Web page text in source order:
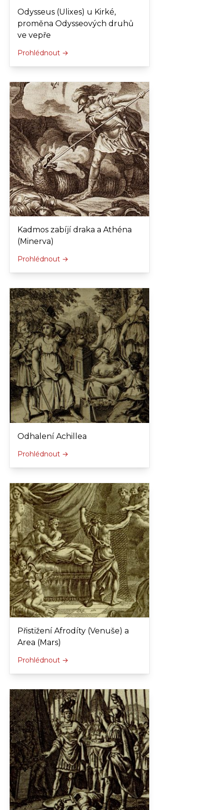
Odysseus (Ulixes) u Kirké,
proměna Odysseových druhů
ve vepře
Prohlédnout →
Kadmos zabíjí draka a Athéna
(Minerva)
Prohlédnout →
Odhalení Achillea
Prohlédnout →
Přistižení Afrodíty (Venuše) a
Area (Mars)
Prohlédnout →